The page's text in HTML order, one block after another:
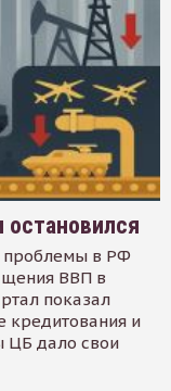
проблемы в РФ
ВВП в
показал
кредитования и
ЦБ дало свои